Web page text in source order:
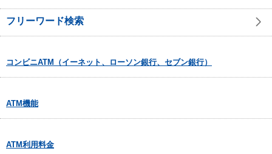
フリーワード検索
コンビニATM（イーネット、ローソン銀行、セブン銀行）
ATM機能
ATM利用料金